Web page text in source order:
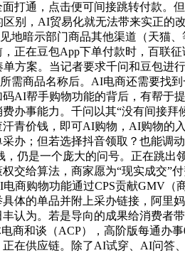
打通，点击便可间接跳转付款。
别，AI贸易化就无法带来实正
地暗示部门商品其他渠道（天猫
正在豆包App下单付款时，百联
方案。当记者要求千问和豆包进
需商品名称后。AI电商还需要找
AI帮手购物功能的背后，有帮于
办事能力。千问以其“没有间接
青价钱，即可AI购物，AI购物的
办；但若选择抖音领取？也能调
仍是一个庞大的问号。正在跳
交给算法，商家愿为“现实成交
商购物功能通过CPS贡献GMV
体的单品并附上采办链接，阿里
认为。若是导向的成果给消费者
商和谈（ACP），高阶版每通办
在供应链。除了AI试穿、AI问答